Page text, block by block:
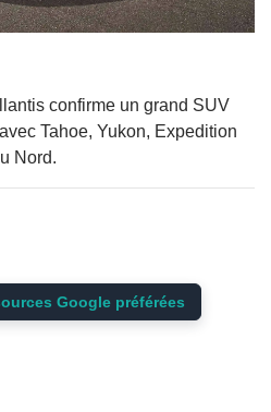
confirme un grand SUV
Tahoe, Yukon, Expedition
Nord.
Google préférées